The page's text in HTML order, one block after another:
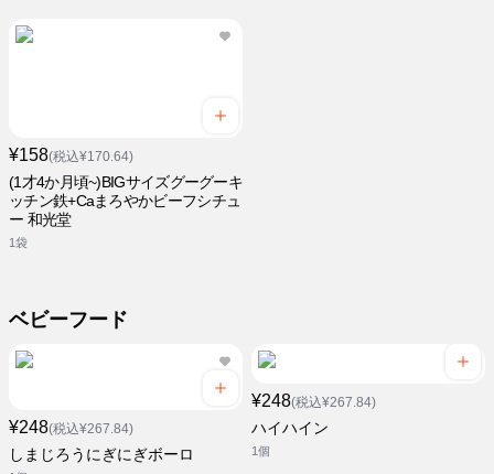
¥158(税込¥170.64)
(1才4か月頃~)BIGサイズグーグーキ
ッチン鉄+Caまろやかビーフシチュ
ー 和光堂
1袋
ベビーフード
¥248(税込¥267.84)
しまじろうにぎにぎボーロ
¥248(税込¥267.84)
ハイハイン
1個